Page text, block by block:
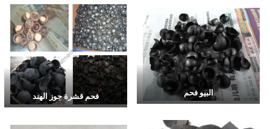
البيو فحم فحم قشرة جوز الهند